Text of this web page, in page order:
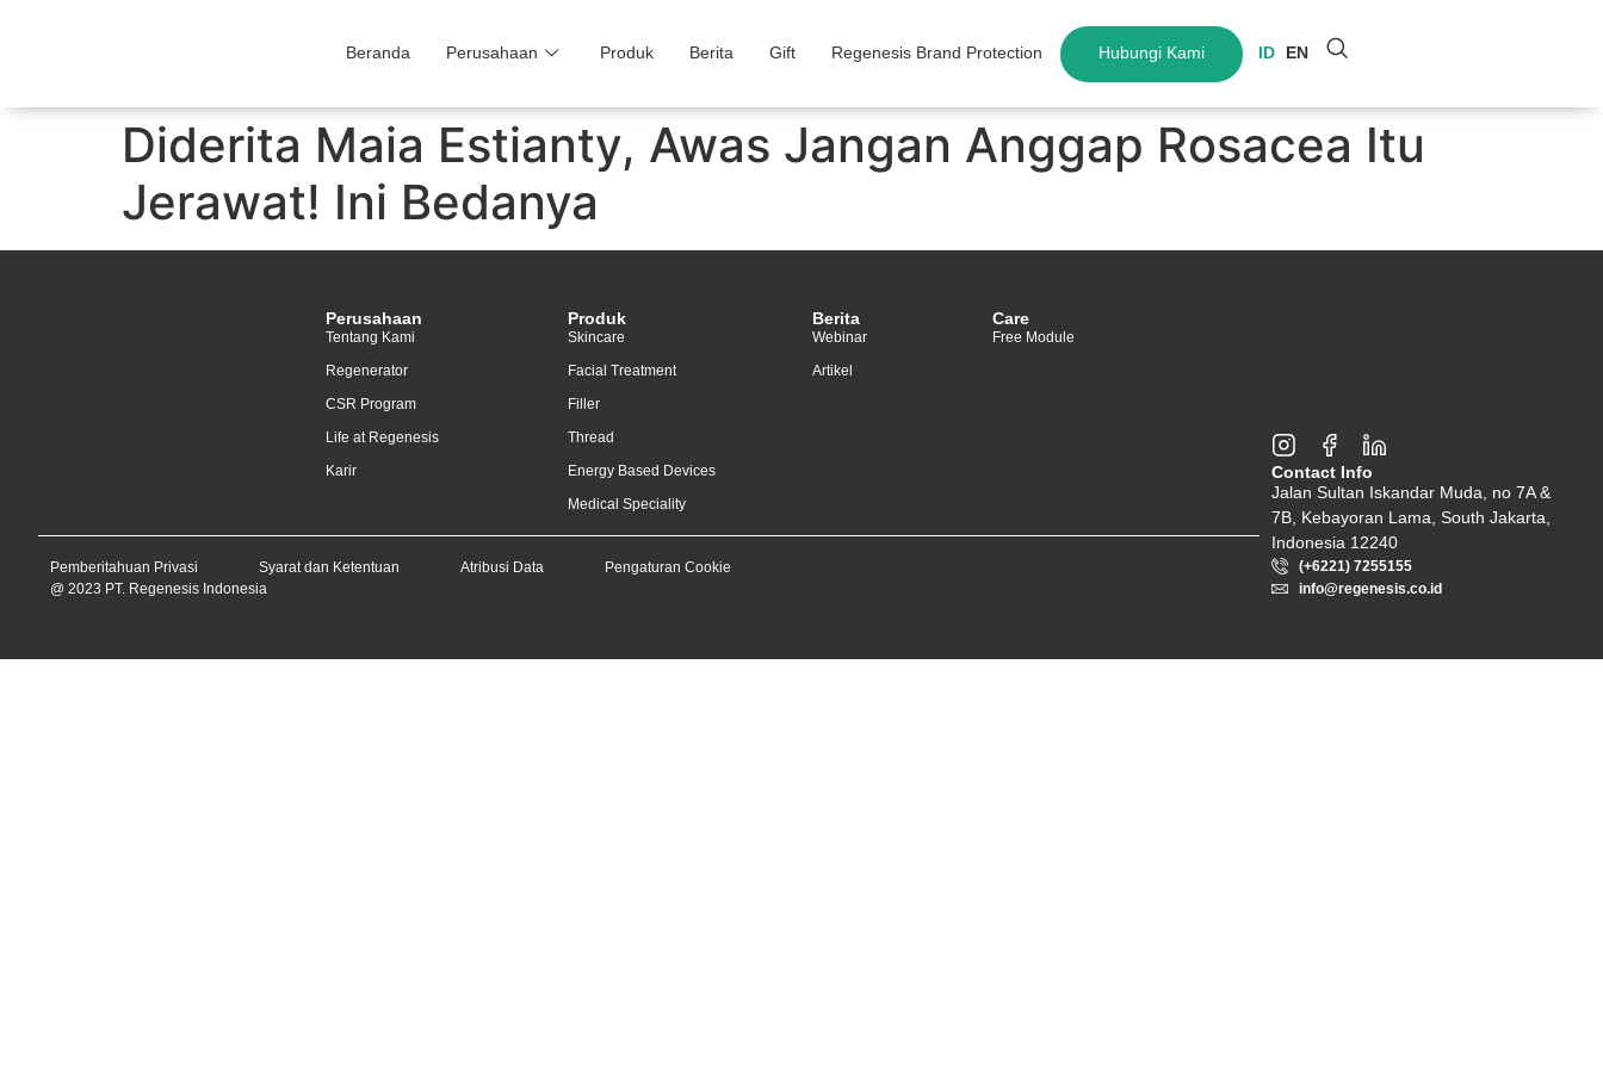
Beranda Perusahaan Produk Berita Gift Regenesis Brand Protection Hubungi Kami ID EN
Diderita Maia Estianty, Awas Jangan Anggap Rosacea Itu
Jerawat! Ini Bedanya
Perusahaan
Tentang Kami
Regenerator
CSR Program
Life at Regenesis
Karir
Produk
Skincare
Facial Treatment
Filler
Thread
Energy Based Devices
Medical Speciality
Berita
Webinar
Artikel
Care
Free Module
Pemberitahuan Privasi Syarat dan Ketentuan Atribusi Data
Pengaturan Cookie
@ 2023 PT. Regenesis Indonesia
Contact Info
Jalan Sultan Iskandar Muda, no 7A &
7B, Kebayoran Lama, South Jakarta,
Indonesia 12240
(+6221) 7255155
info@regenesis.co.id